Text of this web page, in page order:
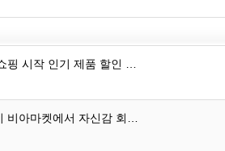
핑 시작 인기 제품 할인 …
비아마켓에서 자신감 회…